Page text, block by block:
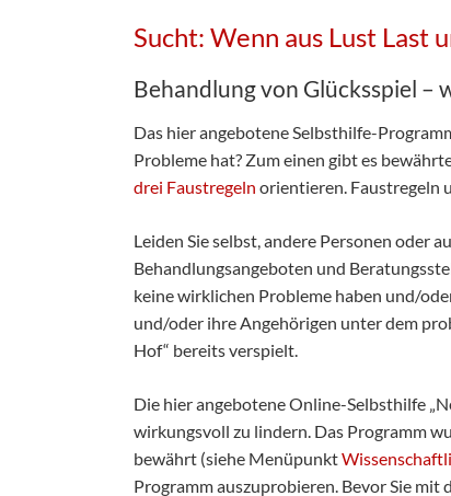
Sucht: Wenn aus Lust Last
Behandlung von Glücksspiel –
Das hier angebotene Selbsthilfe-
Probleme hat? Zum einen gibt es
drei Faustregeln orientieren. Faustregeln
Leiden Sie selbst, andere Personen oder
Behandlungsangeboten und
keine wirklichen Probleme haben und/
und/oder ihre Angehörigen unter dem
Hof“ bereits verspielt.
Die hier angebotene Online-Selbsthilfe
wirkungsvoll zu lindern. Das Programm
bewährt (siehe Menüpunkt
Programm auszuprobieren. Bevor Sie